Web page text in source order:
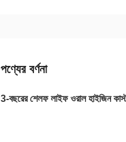
পণ্যের বর্ণনা
3-বছরের শেলফ লাইফ ওরাল হাইজিন